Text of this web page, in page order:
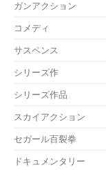
ガンアクション
コメディ
サスペンス
シリーズ作
シリーズ作品
スカイアクション
セガール百裂拳
ドキュメンタリー